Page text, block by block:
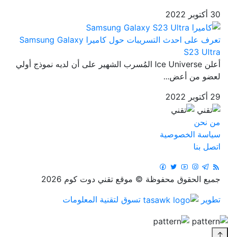
30 أكتوبر 2022
تعرف على احدث التسريبات حول كاميرا Samsung Galaxy
S23 Ultra
أعلن Ice Universe المُسرب الشهير على أن لديه نموذج أولي
لعضو من أعض...
29 أكتوبر 2022
من نحن
سياسة الخصوصية
اتصل بنا
جميع الحقوق محفوظة © موقع تقني دوت كوم 2026
تطوير
تسوق لتقنية المعلومات